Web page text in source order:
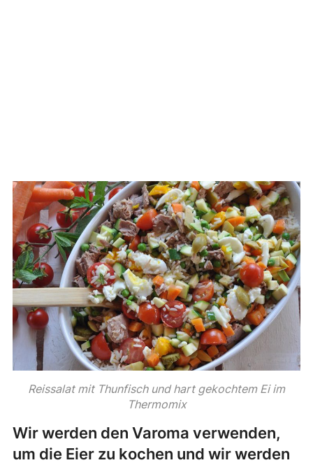
Reissalat mit Thunfisch und hart gekochtem Ei im
Thermomix
Wir werden den Varoma verwenden,
um die Eier zu kochen und wir werden